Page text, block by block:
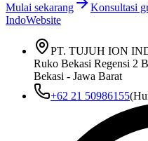
Mulai sekarang
Konsultasi
IndoWebsite
PT. TUJUH ION
Ruko Bekasi Regensi 2
Bekasi - Jawa Barat
+62 21 50986155